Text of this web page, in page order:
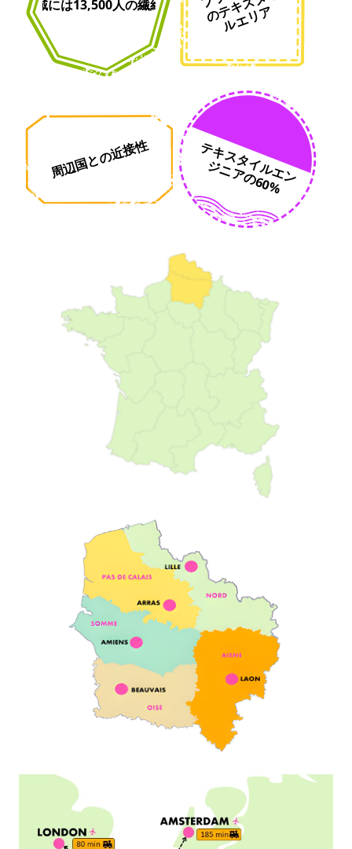
部地域には13,500人の繊維従事者 テ
ア
周辺国との近接性 テ
キ
ス
タ
イ
ル
エ
ン
ジ
ニ
ア
の
6
0
%